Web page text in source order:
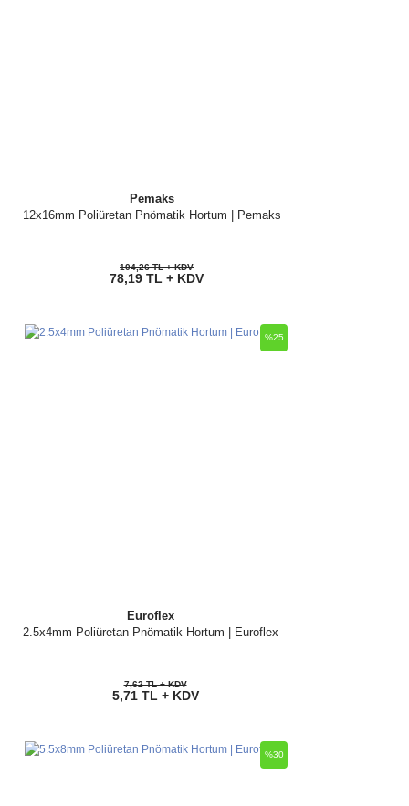
Pemaks
12x16mm Poliüretan Pnömatik Hortum | Pemaks
104,26 TL + KDV
78,19 TL + KDV
Euroflex
2.5x4mm Poliüretan Pnömatik Hortum | Euroflex
%25
7,62 TL + KDV
5,71 TL + KDV
%30